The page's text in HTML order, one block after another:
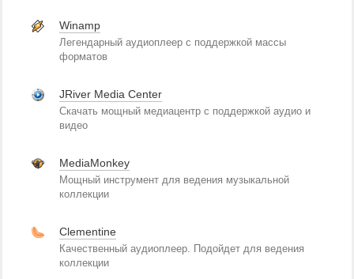
Winamp
Легендарный аудиоплеер с поддержкой массы
форматов
JRiver Media Center
Скачать мощный медиацентр с поддержкой аудио и
видео
MediaMonkey
Мощный инструмент для ведения музыкальной
коллекции
Clementine
Качественный аудиоплеер. Подойдет для ведения
коллекции